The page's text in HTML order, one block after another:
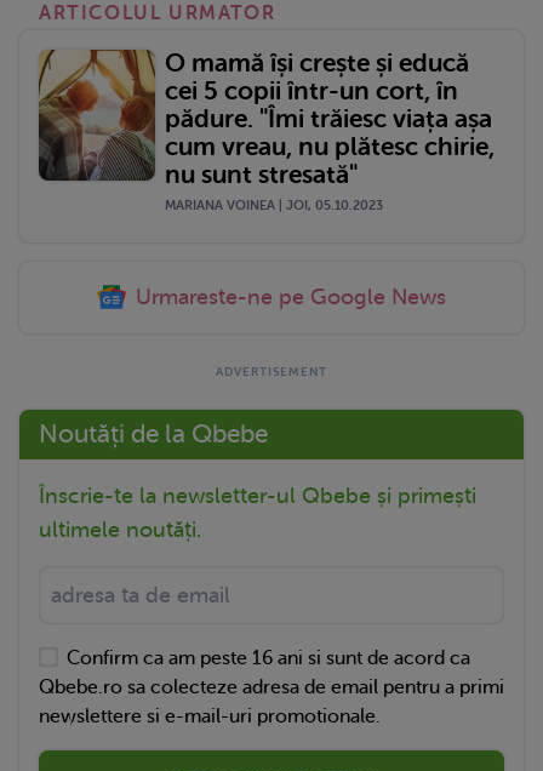
ARTICOLUL URMATOR
O mamă își crește și educă
cei 5 copii într-un cort, în
pădure. "Îmi trăiesc viața așa
cum vreau, nu plătesc chirie,
nu sunt stresată"
MARIANA VOINEA | JOI, 05.10.2023
Urmareste-ne pe Google News
Noutăți de la Qbebe
Înscrie-te la newsletter-ul Qbebe și primești
ultimele noutăți.
Confirm ca am peste 16 ani si sunt de acord ca
Qbebe.ro sa colecteze adresa de email pentru a primi
newslettere si e-mail-uri promotionale.